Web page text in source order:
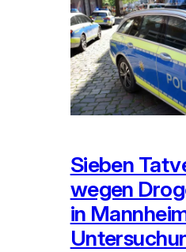
Sieben
wegen
in